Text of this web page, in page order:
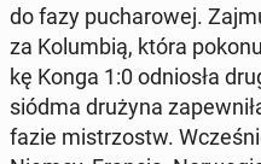
do fazy pu­cha­ro­wej.
za Ko­lum­bią, która
kę Konga 1:0 od­nio­sła
siódma drużyna
fazie mi­strzostw.